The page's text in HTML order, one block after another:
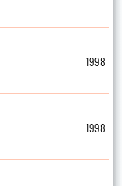
1998
1998